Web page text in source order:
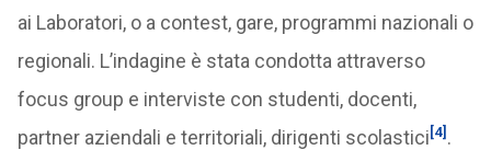
ai Laboratori, o a contest, gare, programmi nazionali o
regionali. L’indagine è stata condotta attraverso
focus group e interviste con studenti, docenti,
partner aziendali e territoriali, dirigenti scolastici[4] .